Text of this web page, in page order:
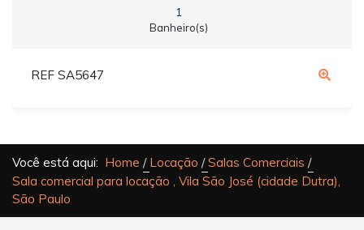
1
Banheiro(s)
REF SA5647
Você está aqui: Home Locação
Salas Comerciais
Sala comercial para locação , Vila São José (cidade Dutra),
São Paulo